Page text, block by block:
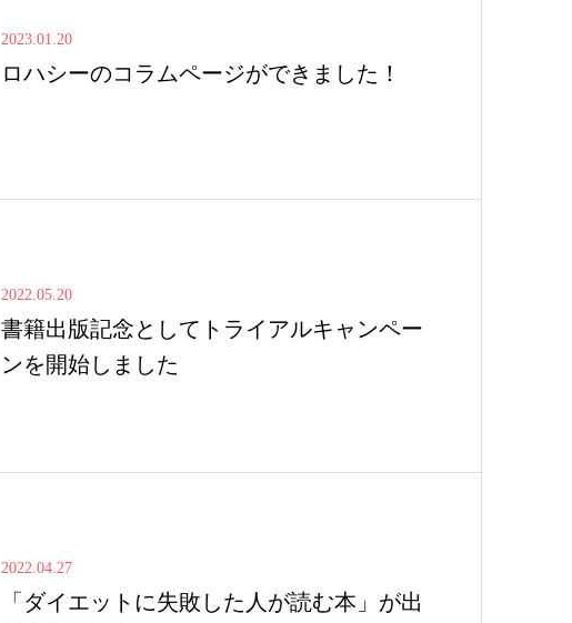
2023.01.20
ロハシーのコラムページができました！
2022.05.20
書籍出版記念としてトライアルキャンペー
ンを開始しました
2022.04.27
「ダイエットに失敗した人が読む本」が出